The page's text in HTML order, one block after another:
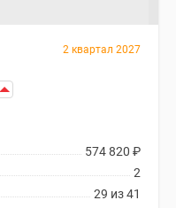
2 квартал 2027
574 820 ₽
2
29 из 41